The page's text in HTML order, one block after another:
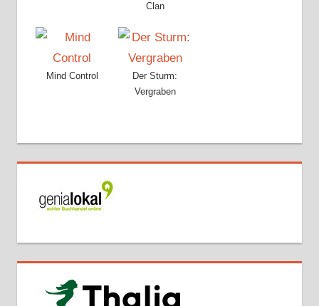
Clan
Mind Control
Der Sturm:
Vergraben